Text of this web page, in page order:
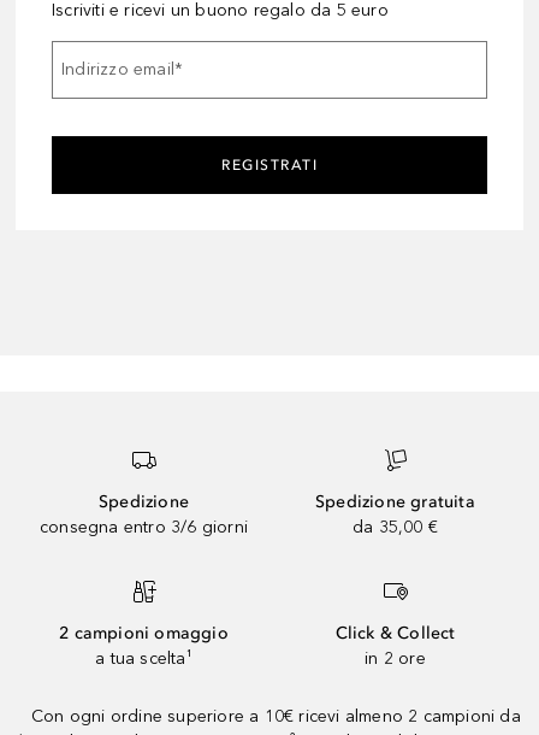
Iscriviti e ricevi un buono regalo da 5 euro
Indirizzo email*
REGISTRATI
Spedizione
consegna entro 3/6 giorni
Spedizione gratuita
da 35,00 €
2 campioni omaggio
a tua scelta¹
Click & Collect
in 2 ore
Con ogni ordine superiore a 10€ ricevi almeno 2 campioni da